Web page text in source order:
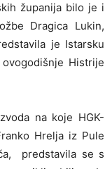
županija bilo je i
Dragica Lukin,
je Istarsku
Histrije
na koje HGK-
Hrelja iz Pule
predstavila se s